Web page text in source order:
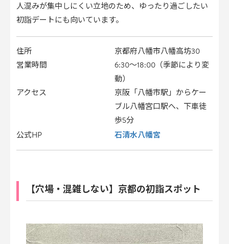
人混みが集中しにくい立地のため、ゆったり過ごしたい
初詣デートにも向いています。
住所
京都府八幡市八幡高坊30
営業時間
6:30〜18:00（季節により変
動）
アクセス
京阪「八幡市駅」からケー
ブル八幡宮口駅へ、下車徒
歩5分
公式HP
石清水八幡宮
【穴場・混雑しない】京都の初詣スポット